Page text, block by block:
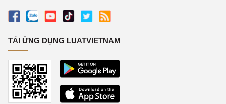
TẢI ỨNG DỤNG LUATVIETNAM